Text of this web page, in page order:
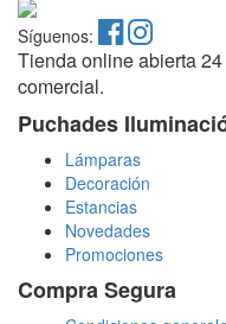
Síguenos:
Tienda online abierta
comercial.
Puchades
Lámparas
Decoración
Estancias
Novedades
Promociones
Compra Segura